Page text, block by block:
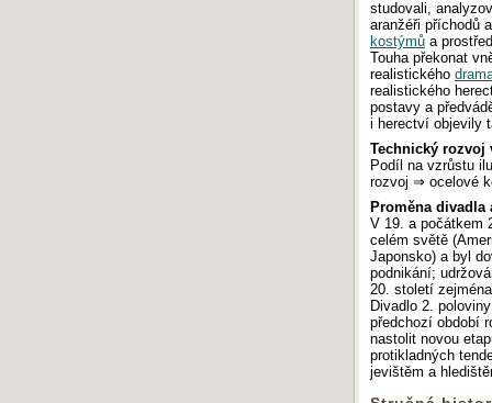
studovali,
aranžéři příchodů
kostýmůa
Touha překonat
realistického
realistického
postavy a
i herectví objevily
Technický rozvoj
Podíl na vzrůstu
rozvoj ⇒ ocelové
Proměna divadla
V 19. a počátkem
celém světě
Japonsko) a byl
podnikání;
20. století
Divadlo 2.
předchozí období
nastolit novou
protikladných
jevištěm a